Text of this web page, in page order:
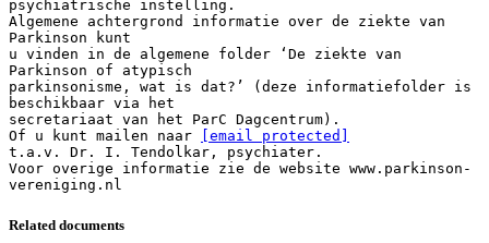
psychiatrische instelling.
Algemene achtergrond informatie over de ziekte van
Parkinson kunt
u vinden in de algemene folder ‘De ziekte van
Parkinson of atypisch
parkinsonisme, wat is dat?’ (deze informatiefolder is
beschikbaar via het
secretariaat van het ParC Dagcentrum).
Of u kunt mailen naar
[email protected]
t.a.v. Dr. I. Tendolkar, psychiater.
Voor overige informatie zie de website www.parkinson-
Related documents